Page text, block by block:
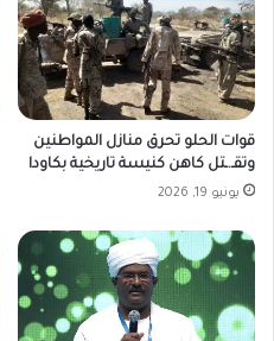
قوات الحلو تحرق منازل المواطنين
وتقـ.ـتل كاهن كنيسة تاريخية بكاودا
يونيو 19, 2026